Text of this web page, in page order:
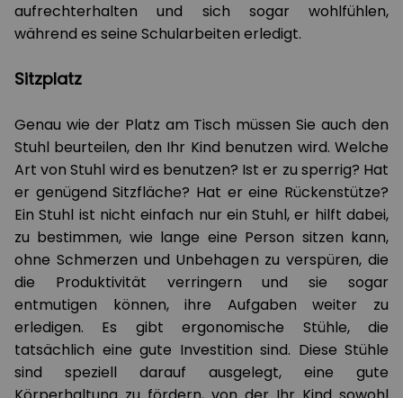
aufrechterhalten und sich sogar wohlfühlen,
während es seine Schularbeiten erledigt.
Sitzplatz
Genau wie der Platz am Tisch müssen Sie auch den
Stuhl beurteilen, den Ihr Kind benutzen wird. Welche
Art von Stuhl wird es benutzen? Ist er zu sperrig? Hat
er genügend Sitzfläche? Hat er eine Rückenstütze?
Ein Stuhl ist nicht einfach nur ein Stuhl, er hilft dabei,
zu bestimmen, wie lange eine Person sitzen kann,
ohne Schmerzen und Unbehagen zu verspüren, die
die Produktivität verringern und sie sogar
entmutigen können, ihre Aufgaben weiter zu
erledigen. Es gibt ergonomische Stühle, die
tatsächlich eine gute Investition sind. Diese Stühle
sind speziell darauf ausgelegt, eine gute